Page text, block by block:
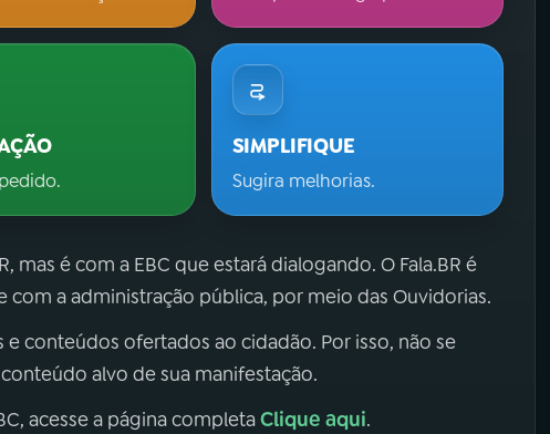
SIMPLIFIQUE
Sugira melhorias.
mas é com a EBC que estará dialogando. O Fala.BR é
a administração pública, por meio das Ouvidorias.
e conteúdos ofertados ao cidadão. Por isso, não se
alvo de sua manifestação.
acesse a página completaClique aqui.